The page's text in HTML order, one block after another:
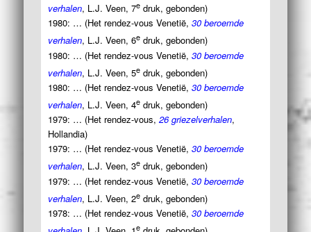
verhalen, L.J. Veen, 7edruk, gebonden)
1980: … (Het rendez-vous Venetië, 30 beroemde
verhalen, L.J. Veen, 6edruk, gebonden)
1980: … (Het rendez-vous Venetië, 30 beroemde
verhalen, L.J. Veen, 5edruk, gebonden)
1980: … (Het rendez-vous Venetië, 30 beroemde
verhalen, L.J. Veen, 4edruk, gebonden)
1979: … (Het rendez-vous, 26 griezelverhalen,
Hollandia)
1979: … (Het rendez-vous Venetië, 30 beroemde
verhalen, L.J. Veen, 3edruk, gebonden)
1979: … (Het rendez-vous Venetië, 30 beroemde
verhalen, L.J. Veen, 2edruk, gebonden)
1978: … (Het rendez-vous Venetië, 30 beroemde
e